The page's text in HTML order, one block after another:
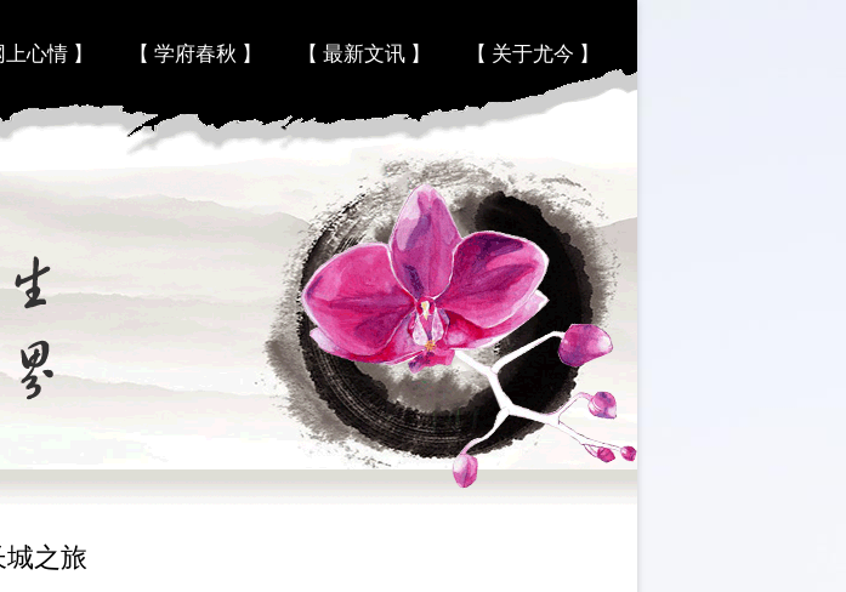
上心情 】 【 学府春秋 】 【 最新文讯 】 【 关于尤今 】
城之旅